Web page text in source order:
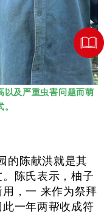
以及严重虫害问题而萌
的陈献洪就是其
陈氏表示，柚子
，一 来作为祭拜
一年两帮收成符